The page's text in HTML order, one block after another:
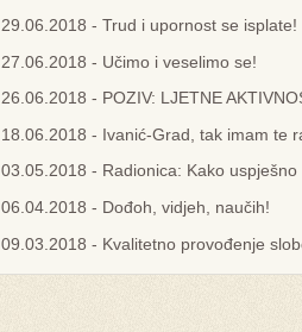
29.06.2018 - Trud i upornost se isplate!
27.06.2018 - Učimo i veselimo se!
26.06.2018 - POZIV: LJETNE
18.06.2018 - Ivanić-Grad, tak imam te
03.05.2018 - Radionica: Kako
06.04.2018 - Dođoh, vidjeh, naučih!
09.03.2018 - Kvalitetno provođenje